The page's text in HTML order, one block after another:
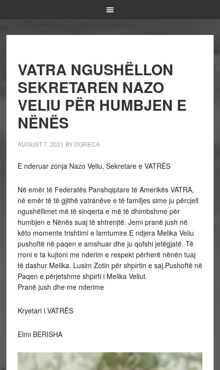
VATRA NGUSHËLLON
SEKRETAREN NAZO
VELIU PËR HUMBJEN E
NËNËS
AUGUST 7, 2021 BY DGRECA
E nderuar zonja Nazo Veliu, Sekretare e VATRËS
Në emër të Federatës Panshqiptare të Amerikës VATRA,
në emër të të gjithë vatranëve e të familjes sime ju përcjell
ngushëllimet më të sinqerta e më të dhimbshme për
humbjen e Nënës suaj të shtrenjtë. Jemi pranë jush në
këto momente trishtimi e lamtumire.E ndjera Melika Veliu
pushoftë në paqen e amshuar dhe ju qofshi jetëgjatë. Të
rroni e ta kujtoni me nderim e respekt përherë nënën tuaj
të dashur Melika. Lusim Zotin për shpirtin e saj.Pushoftë në
Paqen e përjetshme shpirti i Melika Veliut.
Pranë jush dhe me nderime
Kryetari i VATRËS
Elmi BERISHA